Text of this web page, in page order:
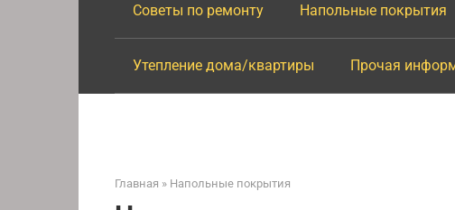
Советы по ремонту Напольные покрытия
Утепление дома/квартиры Прочая
Главная » Напольные покрытия